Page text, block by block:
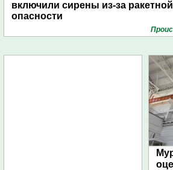
включили сирены из-за ракетной
опасности